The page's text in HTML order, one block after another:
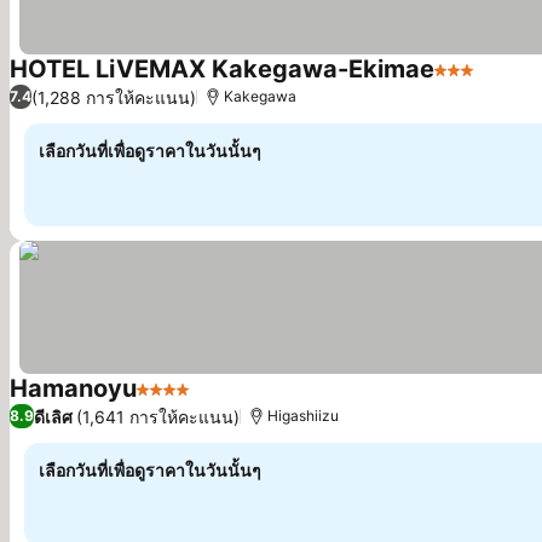
HOTEL LiVEMAX Kakegawa-Ekimae3 ดาว
7.4(1,288 การให้คะแนน) Kakegawa
เลือกวันที่เพื่อดูราคาในวันนั้นๆ
Hamanoyu4 ดาว
8.9ดีเลิศ (1,641 การให้คะแนน) Higashiizu
เลือกวันที่เพื่อดูราคาในวันนั้นๆ